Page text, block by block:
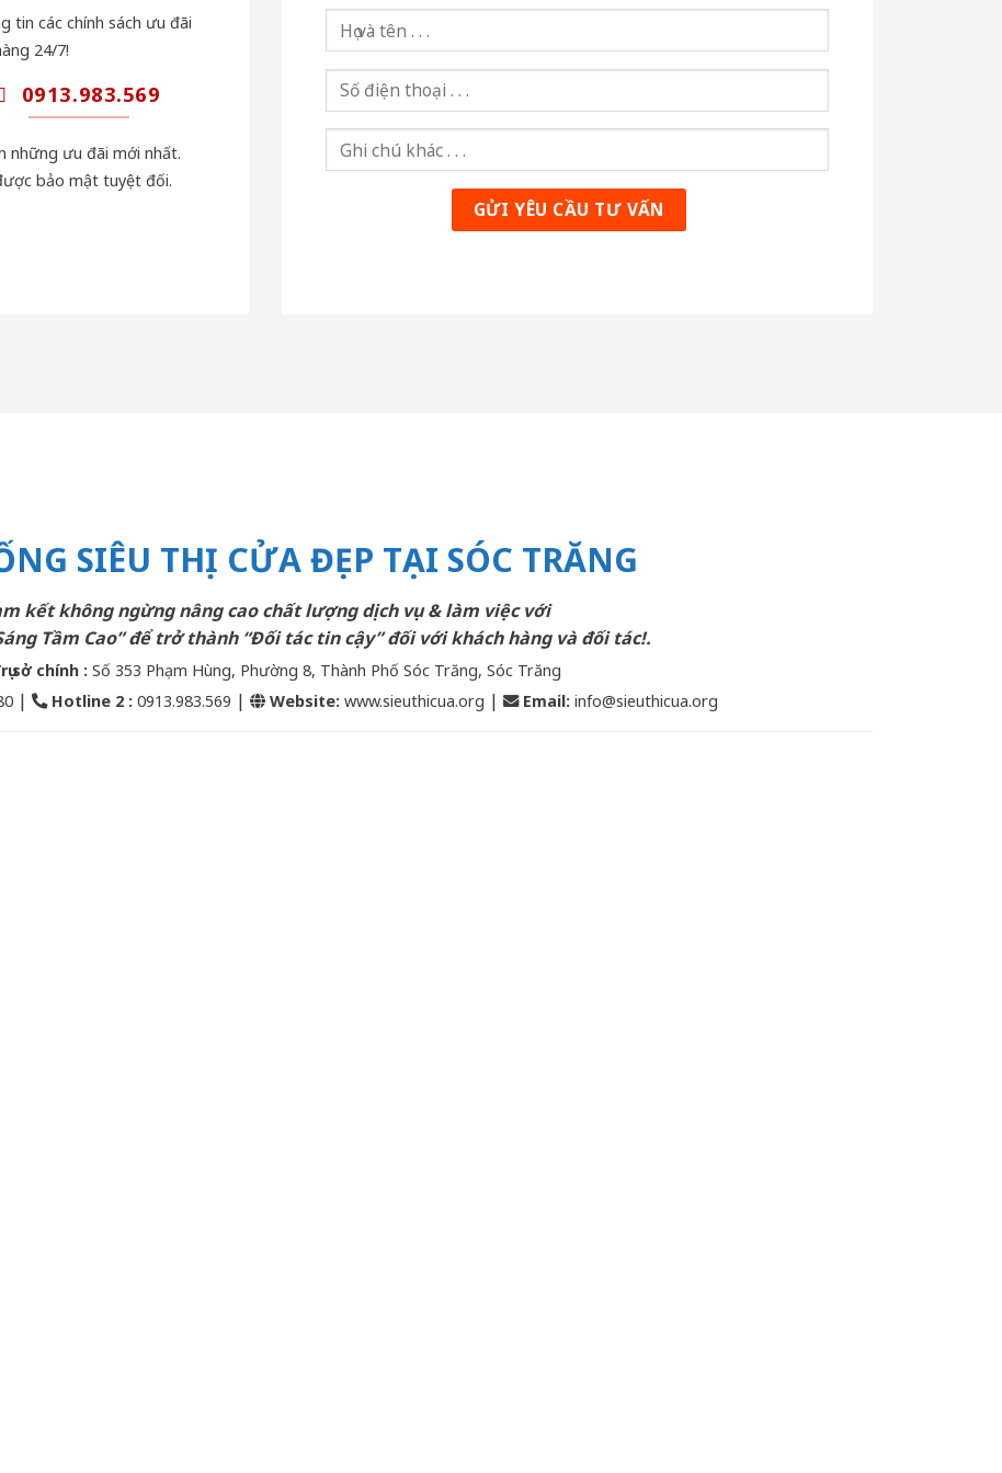
tin các chính sách ưu đãi
24/7!
0913.983.569
những ưu đãi mới nhất.
bảo mật tuyệt đối.
SIÊU THỊ CỬA ĐẸP TẠI SÓC TRĂNG
kết không ngừng nâng cao chất lượng dịch vụ & làm việc với
Tầm Cao” để trở thành “Đối tác tin cậy” đối với khách hàng và đối tác!.
sở chính : Số 353 Phạm Hùng, Phường 8, Thành Phố Sóc Trăng, Sóc Trăng
| Hotline 2 : 0913.983.569 | Website: www.sieuthicua.org | Email: info@sieuthicua.org